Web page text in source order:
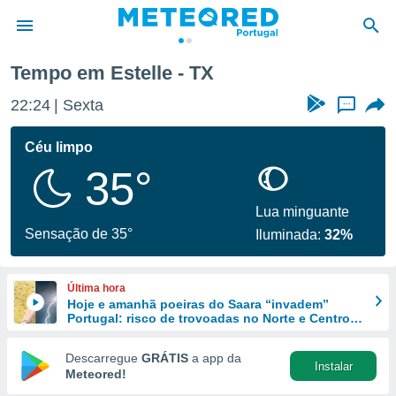
da
foi
fornecidas
a este
das
e
forma
digital
Tempo em Estelle - TX
22:24 Sexta ...
Céu limpo
35°
Sensação de 35°
Lua minguante
Iluminada:32%
Última hora
Hoje e amanhã poeiras do Saara “invadem”
Portugal: risco de trovoadas no Norte e Centro
Descarregue GRÁTIS a app da
Meteored!
Instalar